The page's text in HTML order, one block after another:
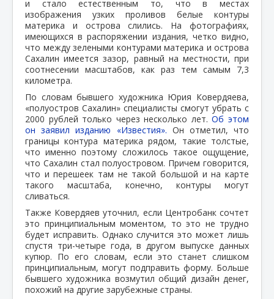
и стало естественным то, что в местах
изображения узких проливов белые контуры
материка и острова слились. На фотографиях,
имеющихся в распоряжении издания, четко видно,
что между зелеными контурами материка и острова
Сахалин имеется зазор, равный на местности, при
соотнесении масштабов, как раз тем самым 7,3
километра.
По словам бывшего художника Юрия Ковердяева,
«полуостров Сахалин» специалисты смогут убрать с
2000 рублей только через несколько лет.Об этом
он заявил изданию «Известия». Он отметил, что
границы контура материка рядом, такие толстые,
что именно поэтому сложилось такое ощущение,
что Сахалин стал полуостровом. Причем говорится,
что и перешеек там не такой большой и на карте
такого масштаба, конечно, контуры могут
сливаться.
Также Ковердяев уточнил, если Центробанк сочтет
это принципиальным моментом, то это не трудно
будет исправить. Однако случится это может лишь
спустя три-четыре года, в другом выпуске данных
купюр. По его словам, если это станет слишком
принципиальным, могут подправить форму. Больше
бывшего художника возмутил общий дизайн денег,
похожий на другие зарубежные страны.